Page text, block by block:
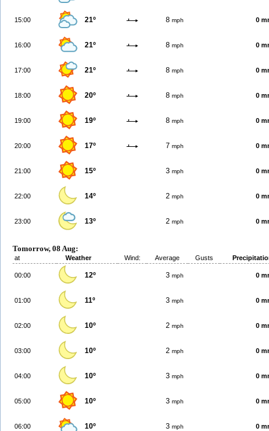
15:00 21º 8 mph 0
16:00 21º 8 mph 0
17:00 21º 8 mph 0
18:00 20º 8 mph 0
19:00 19º 8 mph 0
20:00 17º 7 mph 0
21:00 15º 3 mph 0
22:00 14º 2 mph 0
23:00 13º 2 mph 0
Tomorrow, 08 Aug:
at Weather Wind: Average Gusts
00:00 12º 3 mph 0
01:00 11º 3 mph 0
02:00 10º 2 mph 0
03:00 10º 2 mph 0
04:00 10º 3 mph 0
05:00 10º 3 mph 0
06:00 10º 3 mph 0